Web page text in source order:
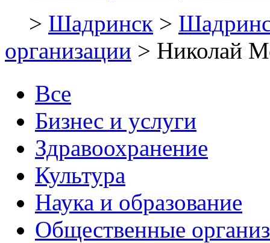
> Шадринск >
организации > Николай
Все
Бизнес и услуги
Здравоохранение
Культура
Наука и образование
Общественные